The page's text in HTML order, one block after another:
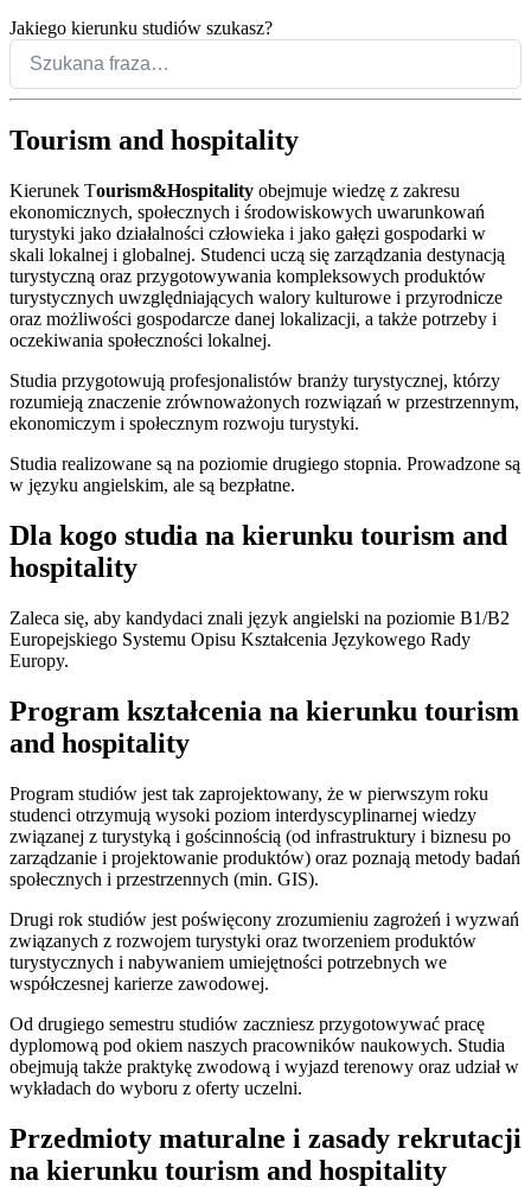
Jakiego kierunku studiów szukasz?
Tourism and hospitality
Kierunek Tourism&Hospitality obejmuje wiedzę z zakresu
ekonomicznych, społecznych i środowiskowych uwarunkowań
turystyki jako działalności człowieka i jako gałęzi gospodarki w
skali lokalnej i globalnej. Studenci uczą się zarządzania destynacją
turystyczną oraz przygotowywania kompleksowych produktów
turystycznych uwzględniających walory kulturowe i przyrodnicze
oraz możliwości gospodarcze danej lokalizacji, a także potrzeby i
oczekiwania społeczności lokalnej.
Studia przygotowują profesjonalistów branży turystycznej, którzy
rozumieją znaczenie zrównoważonych rozwiązań w przestrzennym,
ekonomiczym i społecznym rozwoju turystyki.
Studia realizowane są na poziomie drugiego stopnia. Prowadzone są
w języku angielskim, ale są bezpłatne.
Dla kogo studia na kierunku tourism and
hospitality
Zaleca się, aby kandydaci znali język angielski na poziomie B1/B2
Europejskiego Systemu Opisu Kształcenia Językowego Rady
Europy.
Program kształcenia na kierunku tourism
and hospitality
Program studiów jest tak zaprojektowany, że w pierwszym roku
studenci otrzymują wysoki poziom interdyscyplinarnej wiedzy
związanej z turystyką i gościnnością (od infrastruktury i biznesu po
zarządzanie i projektowanie produktów) oraz poznają metody badań
społecznych i przestrzennych (min. GIS).
Drugi rok studiów jest poświęcony zrozumieniu zagrożeń i wyzwań
związanych z rozwojem turystyki oraz tworzeniem produktów
turystycznych i nabywaniem umiejętności potrzebnych we
współczesnej karierze zawodowej.
Od drugiego semestru studiów zaczniesz przygotowywać pracę
dyplomową pod okiem naszych pracowników naukowych. Studia
obejmują także praktykę zwodową i wyjazd terenowy oraz udział w
wykładach do wyboru z oferty uczelni.
Przedmioty maturalne i zasady rekrutacji
na kierunku tourism and hospitality